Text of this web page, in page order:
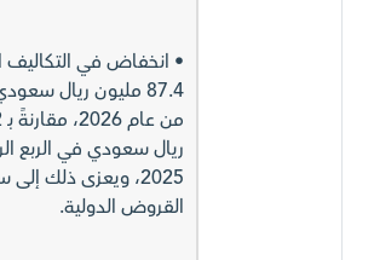
• انخفاض في التكاليف
87.4 مليون ريال
ريال سعودي في الربع
2025، ويعزى ذلك
القروض الدولية.